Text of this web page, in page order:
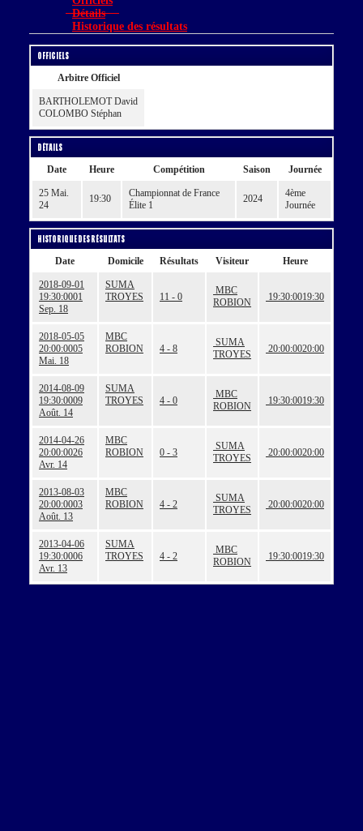
Détails
Historique des résultats
Officiels
Arbitre Officiel
BARTHOLEMOT David
COLOMBO Stéphan
Détails
Date Heure Compétition Saison Journée
25 Mai.
24
19:30
Championnat de France
Élite 1
2024
4ème
Journée
Historique des résultats
Date Domicile Résultats Visiteur Heure
2018-09-01
19:30:0001
Sep. 18
SUMA
TROYES
11 - 0
MBC
ROBION
19:30:0019:30
2018-05-05
20:00:0005
Mai. 18
MBC
ROBION
4 - 8
SUMA
TROYES
20:00:0020:00
2014-08-09
19:30:0009
Août. 14
SUMA
TROYES
4 - 0
MBC
ROBION
19:30:0019:30
2014-04-26
20:00:0026
Avr. 14
MBC
ROBION
0 - 3
SUMA
TROYES
20:00:0020:00
2013-08-03
20:00:0003
Août. 13
MBC
ROBION
4 - 2
SUMA
TROYES
20:00:0020:00
2013-04-06
19:30:0006
Avr. 13
SUMA
TROYES
4 - 2
MBC
ROBION
19:30:0019:30